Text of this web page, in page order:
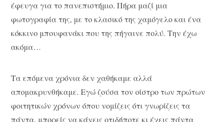
έφευγα για το πανεπιστήμιο. Πήρα μαζί μια
φωτογραφία της, με το κλασικό της χαμόγελο και ένα
κόκκινο μπουφανάκι που της πήγαινε πολύ. Την έχω
ακόμα…
Τα επόμενα χρόνια δεν χαθήκαμε αλλά
απομακρυνθήκαμε. Εγώ ζούσα τον οίστρο των πρώτων
φοιτητικών χρόνων όπου νομίζεις ότι γνωρίζεις τα
πάντα, μπορείς να κάνεις οτιδήποτε κι έχεις πάντα